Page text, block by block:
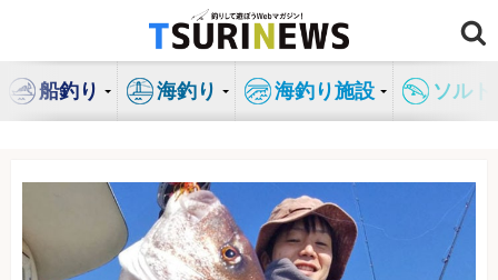
ン
船釣り 海釣り 海釣り施設 ソル